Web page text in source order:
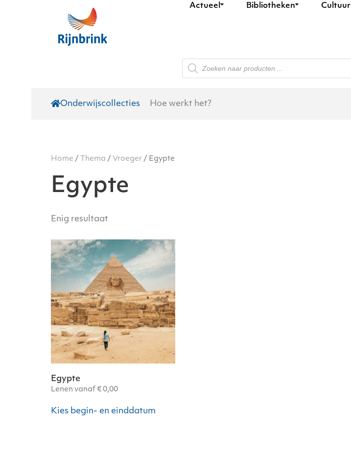
Skip to main content
Actueel Bibliotheken
Producten
zoeken
Onderwijscollecties Hoe werkt het?
Home / Thema / Vroeger/ Egypte
Egypte
Enig resultaat
Egypte
Lenen vanaf €0,00
Kies begin- en einddatumproduct